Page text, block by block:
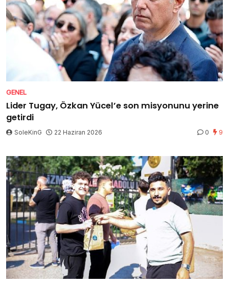
GENEL
Lider Tugay, Özkan Yücel’e son misyonunu yerine
getirdi
SoleKinG 22 Haziran 2026 0 9